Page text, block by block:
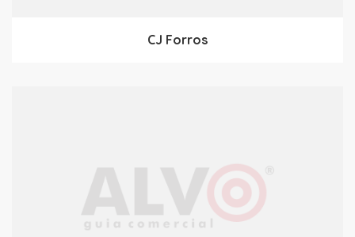
CJ Forros